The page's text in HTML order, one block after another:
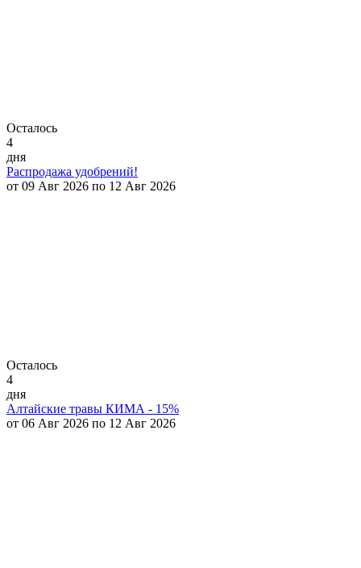
Осталось
4
дня
Распродажа удобрений!
от 09 Авг 2026 по 12 Авг 2026
Осталось
4
дня
Алтайские травы КИМА - 15%
от 06 Авг 2026 по 12 Авг 2026